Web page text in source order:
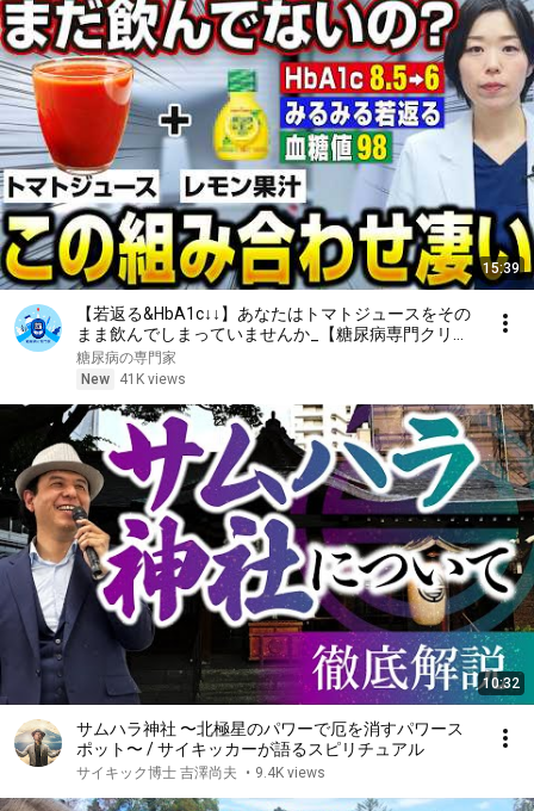
15:39
【若返る&HbA1c↓↓】あなたはトマトジュースをその
まま飲んでしまっていませんか_【糖尿病専門クリニ
ック現役医師】
糖尿病の専門家
New
41K views
10:32
サムハラ神社 〜北極星のパワーで厄を消すパワース
ポット〜 / サイキッカーが語るスピリチュアル
サイキック博士 吉澤尚夫 • 9.4K views